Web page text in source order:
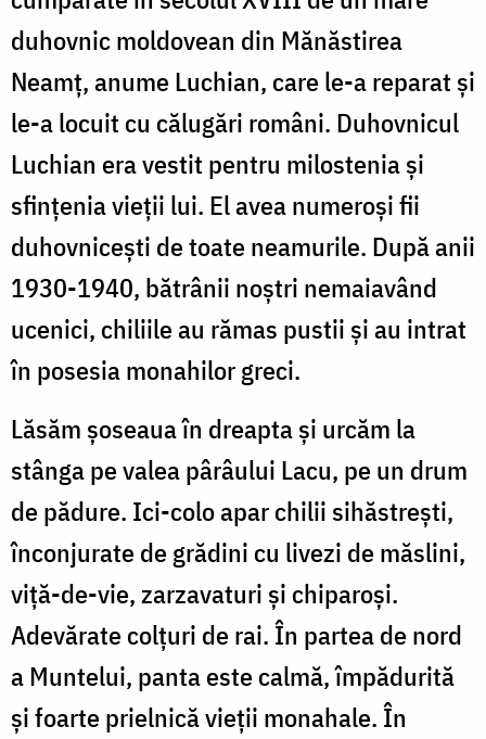
duhovnic moldovean din Mănăstirea
Neamţ, anume Luchian, care le-a reparat şi
le-a locuit cu călugări români. Duhovnicul
Luchian era vestit pentru milostenia şi
sfinţenia vieţii lui. El avea numeroşi fii
duhovniceşti de toate neamurile. După anii
1930-1940, bătrânii noştri nemaiavând
ucenici, chiliile au rămas pustii şi au intrat
în posesia monahilor greci.
Lăsăm şoseaua în dreapta şi urcăm la
stânga pe valea pârâului Lacu, pe un drum
de pădure. Ici-colo apar chilii sihăstreşti,
înconjurate de grădini cu livezi de măslini,
viţă-de-vie, zarzavaturi şi chiparoşi.
Adevărate colţuri de rai. În partea de nord
a Muntelui, panta este calmă, împădurită
şi foarte prielnică vieţii monahale. În